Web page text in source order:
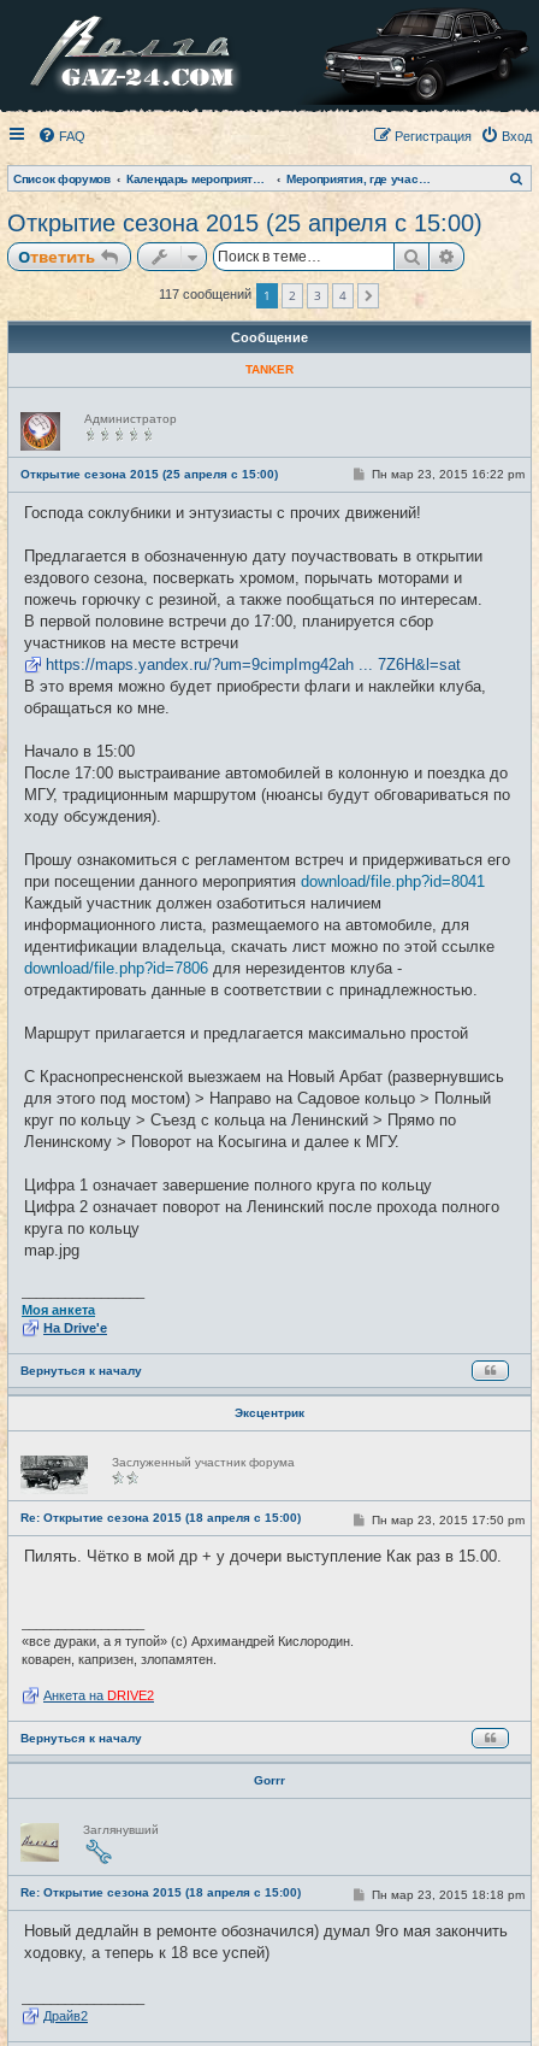
FAQ Вход
Регистрация
Список форумов
о
Открытие сезона 2015 (25 апреля с 15:00)
Ответить Поиск
117 сообщений 1 2 3 4
Сообщение
TANKER
Н
е
в
с
е
т
и
Администратор
Открытие сезона 2015 (25 апреля с 15:00) #1
С
б
н
Пн мар 23, 2015 16:22 pm
Господа соклубники и энтузиасты с прочих движений!
Предлагается в обозначенную дату поучаствовать в открытии
ездового сезона, посверкать хромом, порычать моторами и
пожечь горючку с резиной, а также пообщаться по интересам.
В первой половине встречи до 17:00, планируется сбор
участников на месте встречи
https://maps.yandex.ru/?um=9cimpImg42ah ... 7Z6H&l=sat
В это время можно будет приобрести флаги и наклейки клуба,
обращаться ко мне.
Начало в 15:00
После 17:00 выстраивание автомобилей в колонную и поездка до
МГУ, традиционным маршрутом (нюансы будут обговариваться по
ходу обсуждения).
Прошу ознакомиться с регламентом встреч и придерживаться его
при посещении данного мероприятия download/file.php?id=8041
Каждый участник должен озаботиться наличием
информационного листа, размещаемого на автомобиле, для
идентификации владельца, скачать лист можно по этой ссылке
download/file.php?id=7806 для нерезидентов клуба -
отредактировать данные в соответствии с принадлежностью.
Маршрут прилагается и предлагается максимально простой
С Краснопресненской выезжаем на Новый Арбат (развернувшись
для этого под мостом) > Направо на Садовое кольцо > Полный
круг по кольцу > Съезд с кольца на Ленинский > Прямо по
Ленинскому > Поворот на Косыгина и далее к МГУ.
Цифра 1 означает завершение полного круга по кольцу
Цифра 2 означает поворот на Ленинский после прохода полного
круга по кольцу
map.jpg
Моя анкета
На Drive'e
Вернуться к началу
Эксцентрик
Н
е
в
е
т
и
Заслуженный участник форума
Re: Открытие сезона 2015 (18 апреля с 15:00) #2
С
о
б
Пн мар 23, 2015 17:50 pm
Пилять. Чётко в мой др + у дочери выступление Как раз в 15.00.
«все дураки, а я тупой» (с) Архимандрей Кислородин.
коварен, капризен, злопамятен.
Анкета на DRIVE2
Вернуться к началу
Gorrr
Н
е
в
с
е
т
и
Заглянувший
Re: Открытие сезона 2015 (18 апреля с 15:00) #3
С
о
б
Пн мар 23, 2015 18:18 pm
Новый дедлайн в ремонте обозначился) думал 9го мая закончить
ходовку, а теперь к 18 все успей)
Драйв2